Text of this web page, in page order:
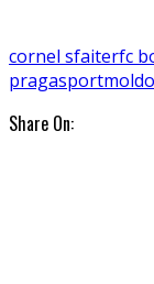
cornel sfaiterfc
praga
Share On: